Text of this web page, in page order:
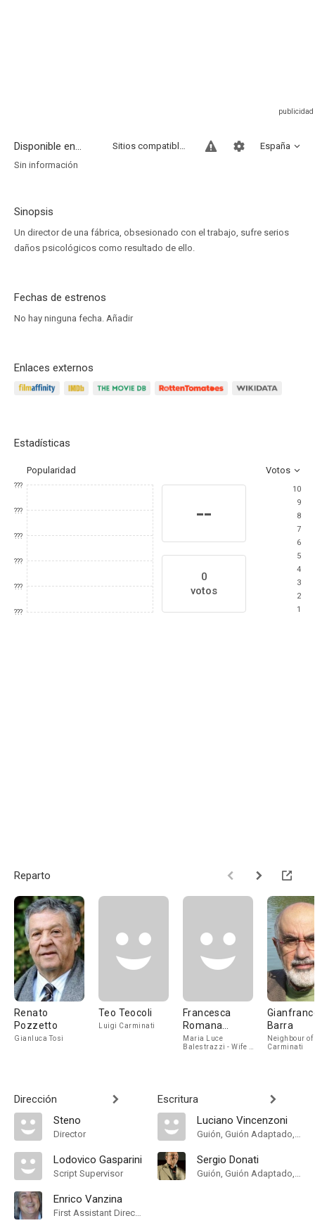
Disponible en... España
Sitios compatibles
Sin información
Sinopsis
Un director de una fábrica, obsesionado con el trabajo, sufre serios
daños psicológicos como resultado de ello.
Fechas de estrenos
No hay ninguna fecha. Añadir
Enlaces externos
Estadísticas
Popularidad Votos
???
???
???
???
???
???
--
0
votos
10
9
8
7
6
5
4
3
2
1
Reparto
Renato
Pozzetto
Gianluca Tosi
Teo Teocoli
Luigi Carminati
Francesca
Romana
Coluzzi
Maria Luce
Balestrazzi - Wife of
Barra
Neighbour of
Carminati
Dirección
Steno
Director
Lodovico Gasparini
Script Supervisor
Enrico Vanzina
First Assistant Director
Escritura
Luciano Vincenzoni
Guión, Guión Adaptado, Historia
Sergio Donati
Guión, Guión Adaptado, Historia